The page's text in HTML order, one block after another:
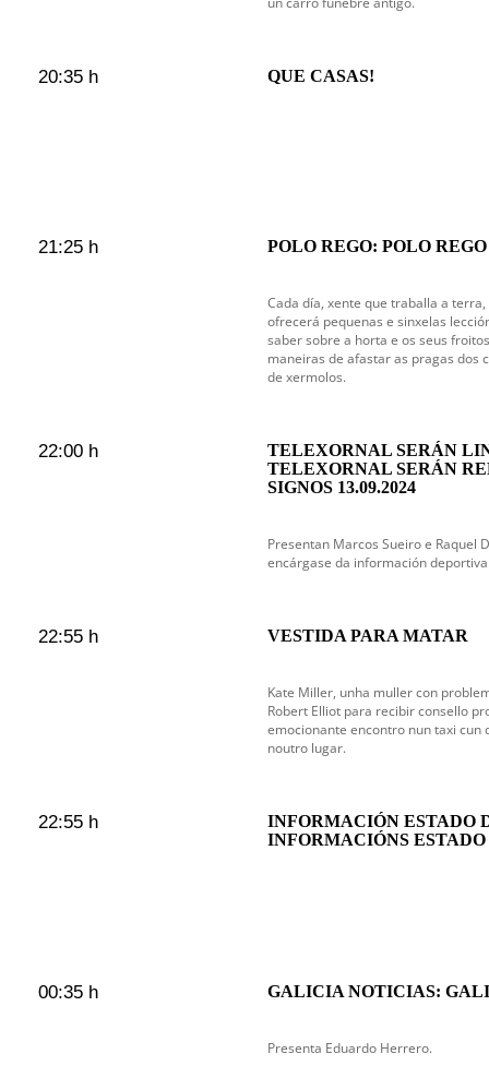
20:35 h QUE CASAS!
21:25 h POLO REGO: POLO REGO
Cada día, xente que traballa a
ofrecerá pequenas e sinxelas
saber sobre a horta e os seus
maneiras de afastar as pragas dos
de xermolos.
22:00 h
TELEXORNAL SERÁN
TELEXORNAL SERÁN
SIGNOS 13.09.2024
Presentan Marcos Sueiro e Raquel
encárgase da información
22:55 h VESTIDA PARA MATAR
Kate Miller, unha muller con
Robert Elliot para recibir consello
emocionante encontro nun taxi cun
noutro lugar.
22:55 h
INFORMACIÓN ESTADO
INFORMACIÓNS
00:35 h GALICIA NOTICIAS:
Presenta Eduardo Herrero.